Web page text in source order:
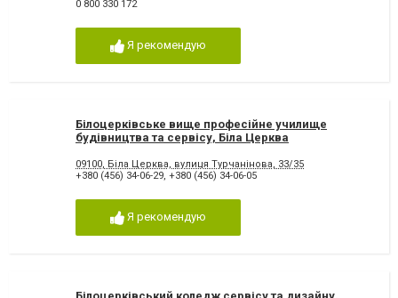
0 800 330 172
Я рекомендую
Білоцерківське вище професійне училище
будівництва та сервісу, Біла Церква
09100, Біла Церква, вулиця Турчанінова, 33/35
+380 (456) 34-06-29, +380 (456) 34-06-05
Я рекомендую